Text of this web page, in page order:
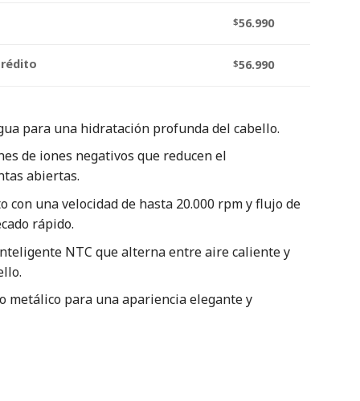
$56.990
$56.990
para una hidratación profunda del cabello.
de iones negativos que reducen el
abiertas.
una velocidad de hasta 20.000 rpm y flujo de
rápido.
NTC que alterna entre aire caliente y
metálico para una apariencia elegante y